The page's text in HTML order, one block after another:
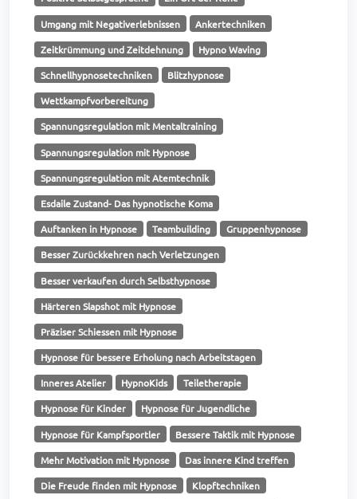
Umgang mit Negativerlebnissen Ankertechniken
Zeitkrümmung und Zeitdehnung Hypno Waving
Schnellhypnosetechniken Blitzhypnose
Wettkampfvorbereitung
Spannungsregulation mit Mentaltraining
Spannungsregulation mit Hypnose
Spannungsregulation mit Atemtechnik
Esdaile Zustand- Das hypnotische Koma
Auftanken in Hypnose Teambuilding Gruppenhypnose
Besser Zurückkehren nach Verletzungen
Besser verkaufen durch Selbsthypnose
Härteren Slapshot mit Hypnose
Präziser Schiessen mit Hypnose
Hypnose für bessere Erholung nach Arbeitstagen
Inneres Atelier HypnoKids Teiletherapie
Hypnose für Kinder Hypnose für Jugendliche
Hypnose für Kampfsportler Bessere Taktik mit Hypnose
Mehr Motivation mit Hypnose Das innere Kind treffen
Die Freude finden mit Hypnose Klopftechniken